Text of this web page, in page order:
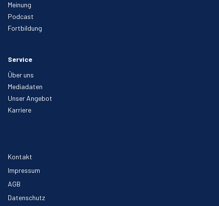
Meinung
Podcast
Fortbildung
Service
Über uns
Mediadaten
Unser Angebot
Karriere
Kontakt
Impressum
AGB
Datenschutz